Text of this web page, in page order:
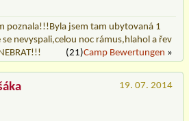
poznala!!!Byla jsem tam ubytovaná 1
nevyspali,celou noc rámus,hlahol a řev
(21)Camp Bewertungen »
19. 07. 2014